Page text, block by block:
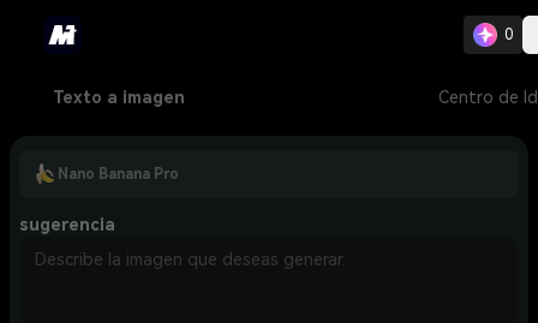
0
Texto a imagen Centro de
Nano Banana Pro
sugerencia